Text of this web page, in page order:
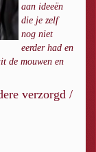
aan ideeën
die je zelf
nog niet
eerder had en
de mouwen en
verzorgd /